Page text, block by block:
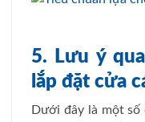
5. Lưu ý
lắp đặt cửa
Dưới đây là một